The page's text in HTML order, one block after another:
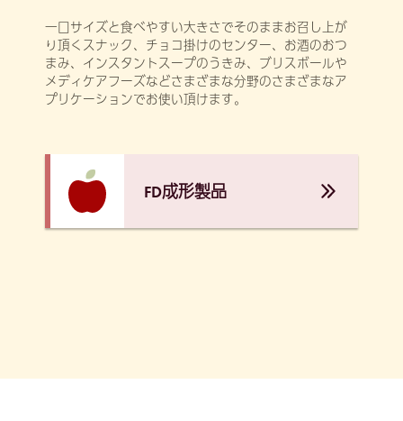
一口サイズと食べやすい大きさでそのままお召し上が
り頂くスナック、チョコ掛けのセンター、お酒のおつ
まみ、インスタントスープのうきみ、ブリスボールや
メディケアフーズなどさまざまな分野のさまざまなア
プリケーションでお使い頂けます。
FD成形製品